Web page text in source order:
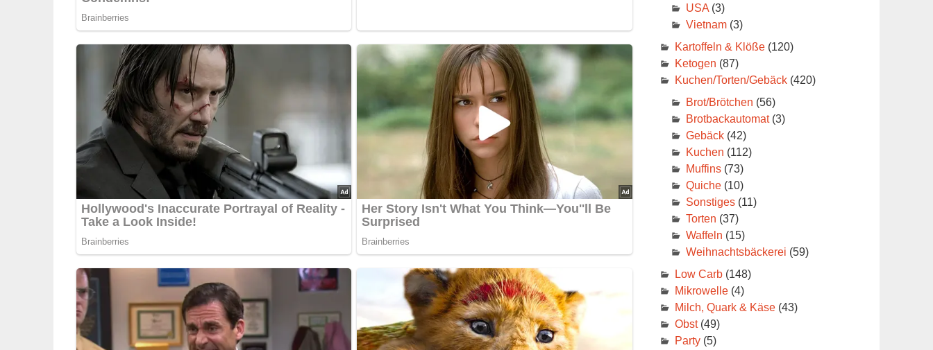
USA(3)
Vietnam(3)
Kartoffeln & Klöße(120)
Ketogen (87)
Kuchen/Torten/Gebäck(420)
Brot/Brötchen (56)
Brotbackautomat(3)
Gebäck(42)
Kuchen (112)
Muffins(73)
Quiche(10)
Sonstiges(11)
Torten (37)
Waffeln (15)
Weihnachtsbäckerei (59)
Low Carb(148)
Mikrowelle(4)
Milch, Quark & Käse(43)
Obst(49)
Party(5)